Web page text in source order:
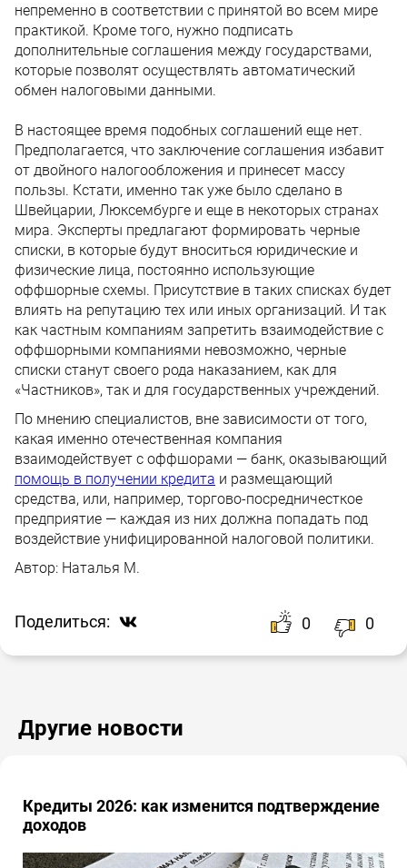
непременно в соответствии с принятой во всем мире
практикой. Кроме того, нужно подписать
дополнительные соглашения между государствами,
которые позволят осуществлять автоматический
обмен налоговыми данными.
В настоящее время подобных соглашений еще нет.
Предполагается, что заключение соглашения избавит
от двойного налогообложения и принесет массу
пользы. Кстати, именно так уже было сделано в
Швейцарии, Люксембурге и еще в некоторых странах
мира. Эксперты предлагают формировать черные
списки, в которые будут вноситься юридические и
физические лица, постоянно использующие
оффшорные схемы. Присутствие в таких списках будет
влиять на репутацию тех или иных организаций. И так
как частным компаниям запретить взаимодействие с
оффшорными компаниями невозможно, черные
списки станут своего рода наказанием, как для
«Частников», так и для государственных учреждений.
По мнению специалистов, вне зависимости от того,
какая именно отечественная компания
взаимодействует с оффшорами — банк, оказывающий
помощь в получении кредита и размещающий
средства, или, например, торгово-посредничесткое
предприятие — каждая из них должна попадать под
воздействие унифицированной налоговой политики.
Автор: Наталья М.
Поделиться: 0 0
Другие новости
Кредиты 2026: как изменится подтверждение
доходов